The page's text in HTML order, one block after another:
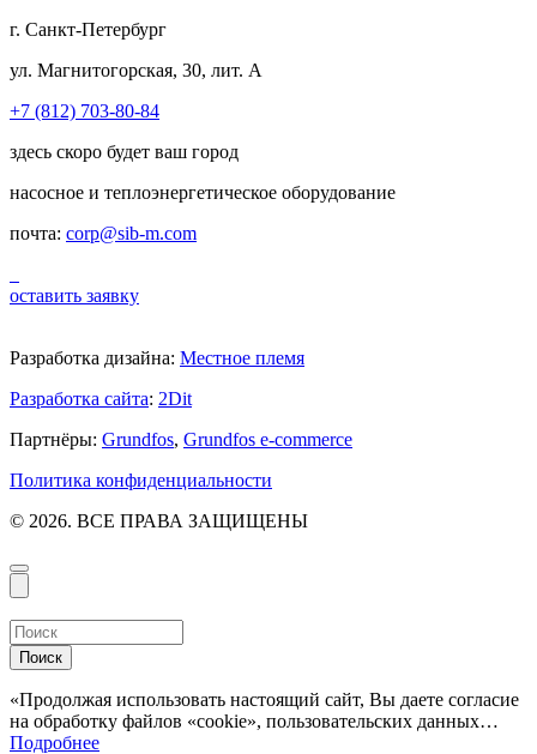
г. Санкт-Петербург
ул. Магнитогорская, 30, лит. А
+7 (812) 703-80-84
здесь скоро будет ваш город
насосное и теплоэнергетическое оборудование
почта: corp@sib-m.com
оставить заявку
Разработка дизайна: Местное племя
Разработка сайта: 2Dit
Партнёры: Grundfos, Grundfos e-commerce
Политика конфиденциальности
© 2026. ВСЕ ПРАВА ЗАЩИЩЕНЫ
Поиск
«Продолжая использовать настоящий сайт, Вы даете согласие
на обработку файлов «cookie», пользовательских данных…
Подробнее